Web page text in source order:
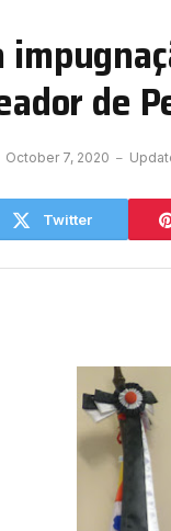
de
October 7, 2020
Twitter